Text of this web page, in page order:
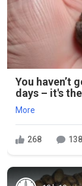
You haven’t
days – it's
More
268 138